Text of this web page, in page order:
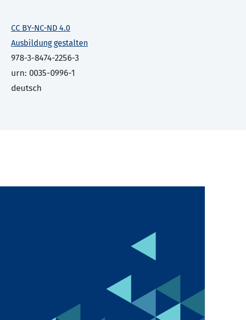
CC BY-NC-ND 4.0
Ausbildung gestalten
978-3-8474-2256-3
urn: 0035-0996-1
deutsch